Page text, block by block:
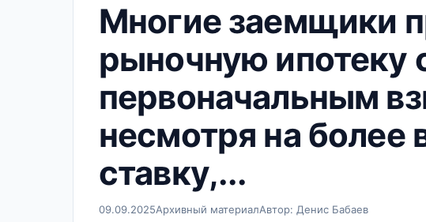
Многие заемщики
рыночную ипотеку
первоначальным
несмотря на более
ставку,...
09.09.2025Архивный материалАвтор: Денис Бабаев